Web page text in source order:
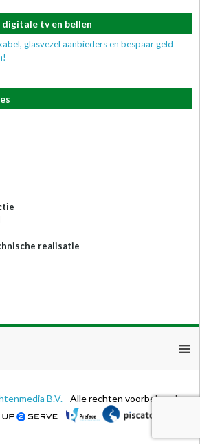
tv en bellen
glasvezel aanbieders en bespaar geld
realisatie
B.V. - Alle rechten voorbehouden.